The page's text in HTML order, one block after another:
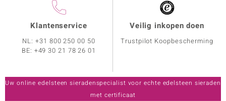
Klantenservice
NL:+31 800 250 00 50
BE: +49 30 21 78 26 01
Veilig inkopen doen
Trustpilot Koopbescherming
Uw online edelsteen sieradenspecialist voor echte edelsteen sieraden
met certificaat